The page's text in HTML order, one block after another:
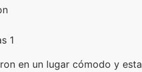
1
en un lugar cómodo y